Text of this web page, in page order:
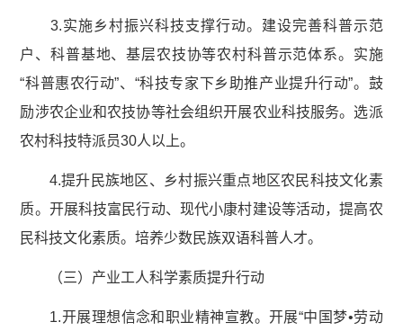
3.实施乡村振兴科技支撑行动。建设完善科普示范
户、科普基地、基层农技协等农村科普示范体系。实施
“科普惠农行动”、“科技专家下乡助推产业提升行动”。鼓
励涉农企业和农技协等社会组织开展农业科技服务。选派
农村科技特派员30人以上。
4.提升民族地区、乡村振兴重点地区农民科技文化素
质。开展科技富民行动、现代小康村建设等活动，提高农
民科技文化素质。培养少数民族双语科普人才。
（三）产业工人科学素质提升行动
1.开展理想信念和职业精神宣教。开展“中国梦•劳动